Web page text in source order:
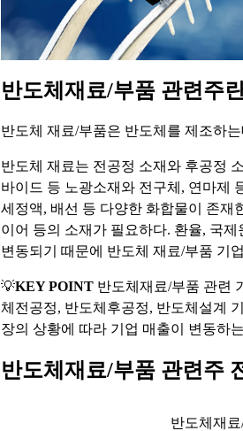
반도체재료/부품 관련주
반도체 재료/부품은 반도체를 제조하
반도체 재료는 전공정 소재와 후공정
바이드 등 노광소재와 전구체, 연마제
세정액, 배선 등 다양한 화합물이 존재
이어 등의 소재가 필요하다. 환율, 국
변동되기 때문에 반도체 재료/부품 기
💡KEY POINT 반도체재료/부품 관련
체전공정, 반도체후공정, 반도체설계
장의 상황에 따라 기업 매출이 변동하
반도체재료/부품 관련주
반도체재